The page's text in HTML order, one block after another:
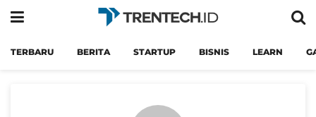
TERBARU BERITA STARTUP BISNIS LEARN